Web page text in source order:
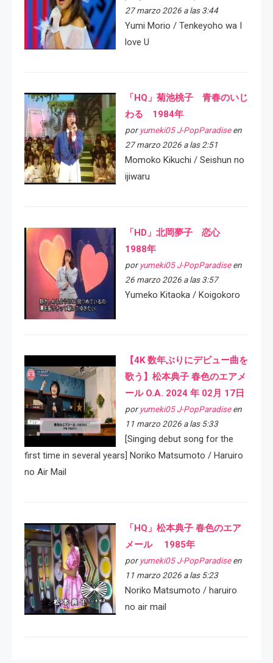
27 marzo 2026 a las 3:44
Yumi Morio / Tenkeyoho wa I
love U
「HQ」菊池桃子 青春のいじ
わる 1984年
por yumeki05 J-PopParadiseen
27 marzo 2026 a las 2:51
Momoko Kikuchi / Seishun no
ijiwaru
「HD」北岡夢子 恋心
1988年
por yumeki05 J-PopParadiseen
26 marzo 2026 a las 3:57
Yumeko Kitaoka / Koigokoro
【4K 数年ぶりにデビュー曲を
歌う】松本典子 春色のエアメ
ール O.A. 2024 年 02月 17日
por yumeki05 J-PopParadiseen
11 marzo 2026 a las 5:33
[Singing debut song for the
first time in several years] Noriko Matsumoto / Haruiro
no Air Mail
「HQ」松本典子 春色のエア
メール 1985年
por yumeki05 J-PopParadiseen
11 marzo 2026 a las 5:23
Noriko Matsumoto / haruiro
no air mail